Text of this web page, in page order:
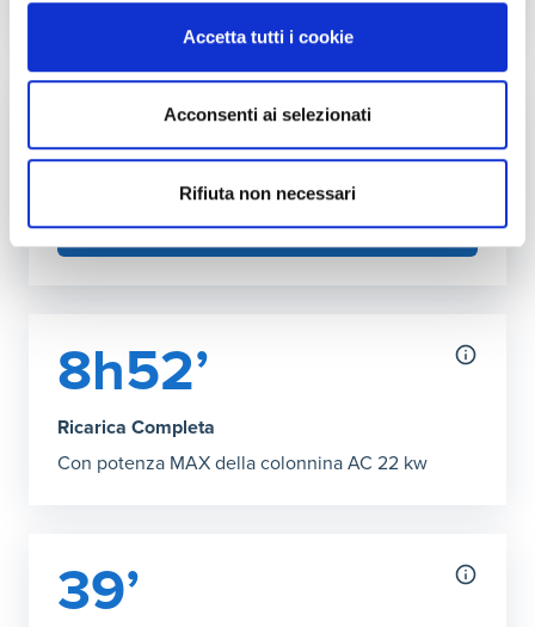
Accetta tutti i cookie
Acconsenti ai selezionati
Rifiuta non necessari
Grafico che mostra l'autonomia in chilometri ottenibile
30 minuti:472 km
Fai l'upgrade a più kW in casa
Puoi aumentare la potenza della tua rete
SCOPRI COME
8h52’
Ricarica Completa
Con potenza MAX della colonnina AC 22 kw
39’